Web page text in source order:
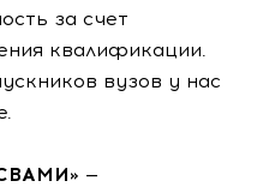
за счет
квалификации.
вузов у нас
—